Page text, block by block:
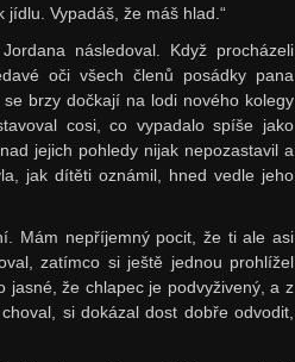
Vypadáš, že máš hlad.“
následoval. Když procházeli
oči všech členů posádky pana
brzy dočkají na lodi nového kolegy
cosi, co vypadalo spíše jako
jejich pohledy nijak nepozastavil a
jak dítěti oznámil, hned vedle jeho
Mám nepříjemný pocit, že ti ale asi
zatímco si ještě jednou prohlížel
jasné, že chlapec je podvyživený, a z
si dokázal dost dobře odvodit,